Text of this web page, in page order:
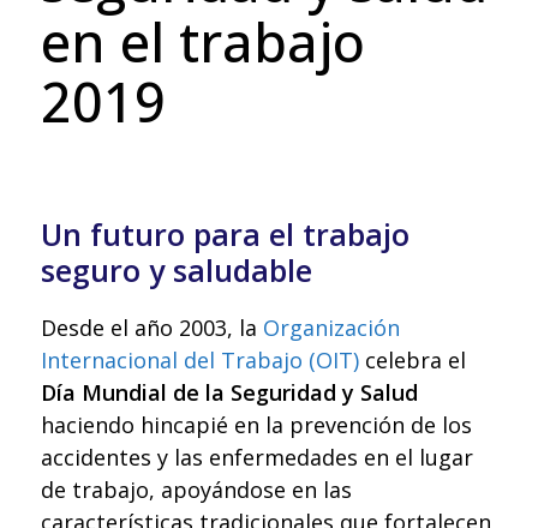
en el trabajo
2019
Un futuro para el trabajo
seguro y saludable
Desde el año 2003, la Organización
Internacional del Trabajo (OIT) celebra el
Día Mundial de la Seguridad y Salud
haciendo hincapié en la prevención de los
accidentes y las enfermedades en el lugar
de trabajo, apoyándose en las